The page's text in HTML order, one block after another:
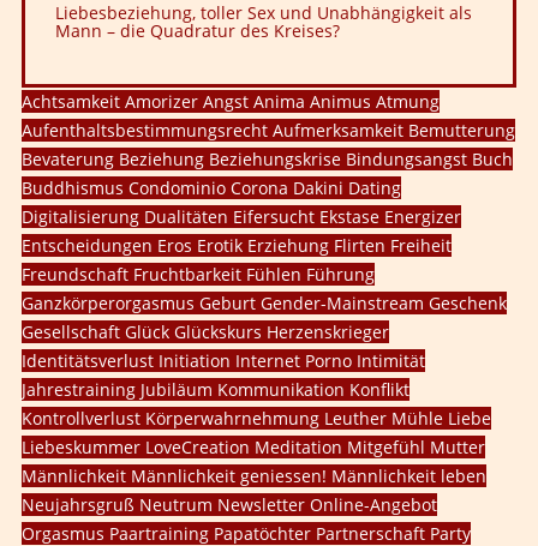
Liebesbeziehung, toller Sex und Unabhängigkeit als
Mann – die Quadratur des Kreises?
Achtsamkeit Amorizer Angst Anima Animus Atmung
Aufenthaltsbestimmungsrecht Aufmerksamkeit Bemutterung
Bevaterung Beziehung Beziehungskrise Bindungsangst Buch
Buddhismus Condominio Corona Dakini Dating
Digitalisierung Dualitäten Eifersucht Ekstase Energizer
Entscheidungen Eros Erotik Erziehung Flirten Freiheit
Freundschaft Fruchtbarkeit Fühlen Führung
Ganzkörperorgasmus Geburt Gender-Mainstream Geschenk
Gesellschaft Glück Glückskurs Herzenskrieger
Identitätsverlust Initiation Internet Porno Intimität
Jahrestraining Jubiläum Kommunikation Konflikt
Kontrollverlust Körperwahrnehmung Leuther Mühle Liebe
Liebeskummer LoveCreation Meditation Mitgefühl Mutter
Männlichkeit Männlichkeit geniessen! Männlichkeit leben
Neujahrsgruß Neutrum Newsletter Online-Angebot
Orgasmus Paartraining Papatöchter Partnerschaft Party